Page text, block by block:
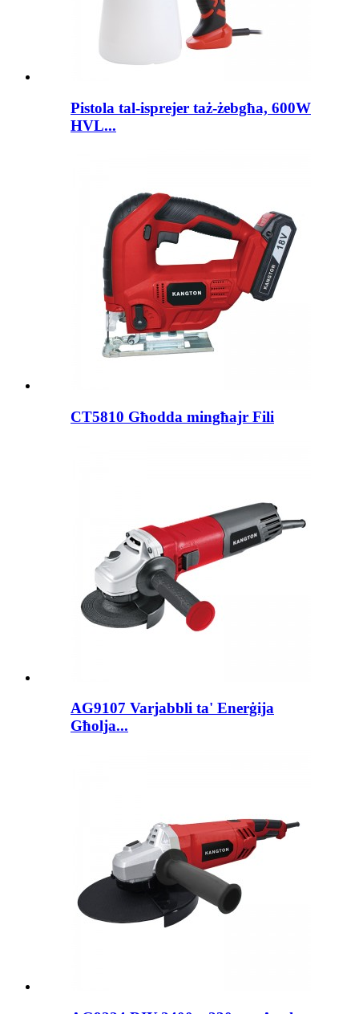
Pistola tal-isprejer taż-żebgħa, 600W
HVL...
CT5810 Għodda mingħajr Fili
AG9107 Varjabbli ta' Enerġija
Għolja...